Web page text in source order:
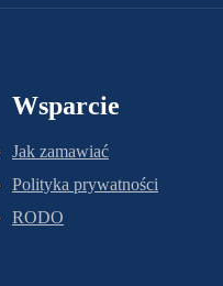
Wsparcie
Jak zamawiać
Polityka prywatności
RODO